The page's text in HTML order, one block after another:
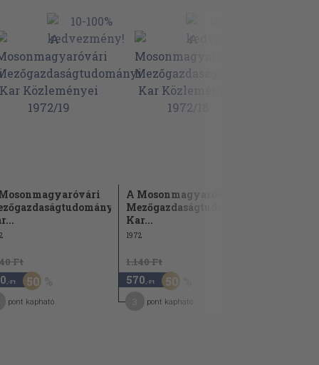
Ft
,-Ft 50
pont kapható
A Mosonmagyaróvári
Mezőgazdaságtudományi
Kar...
1972
1.140 Ft
570 ,-Ft 50
pont kapható